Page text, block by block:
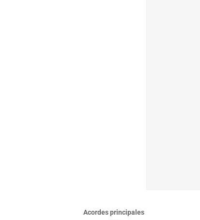
Acordes principales